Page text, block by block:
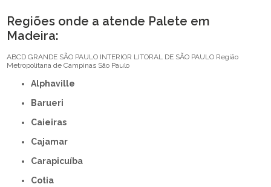
Regiões onde a atende Palete em
Madeira:
ABCD GRANDE SÃO PAULO INTERIOR LITORAL DE SÃO PAULO Região
Metropolitana de Campinas São Paulo
Alphaville
Barueri
Caieiras
Cajamar
Carapicuíba
Cotia